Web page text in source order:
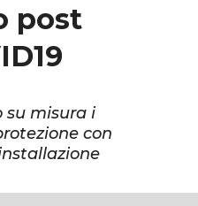
post
su misura i
con